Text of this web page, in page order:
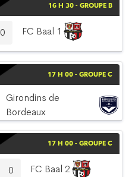
16 H 30 - GROUPE B
0 FC Baal 1
17 H 00 - GROUPE C
Girondins de
Bordeaux
17 H 00 - GROUPE C
0 FC Baal 2